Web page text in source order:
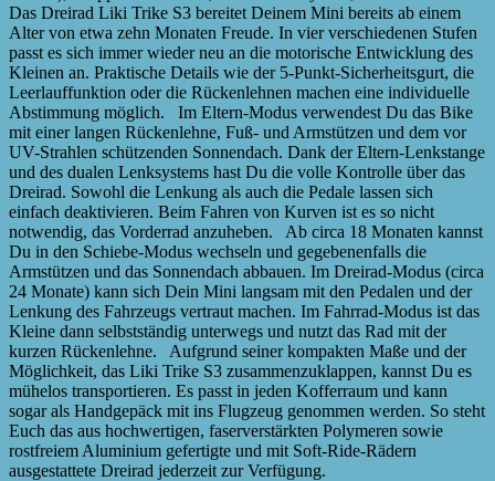
Das Dreirad Liki Trike S3 bereitet Deinem Mini bereits ab einem
Alter von etwa zehn Monaten Freude. In vier verschiedenen Stufen
passt es sich immer wieder neu an die motorische Entwicklung des
Kleinen an. Praktische Details wie der 5-Punkt-Sicherheitsgurt, die
Leerlauffunktion oder die Rückenlehnen machen eine individuelle
Abstimmung möglich. Im Eltern-Modus verwendest Du das Bike
mit einer langen Rückenlehne, Fuß- und Armstützen und dem vor
UV-Strahlen schützenden Sonnendach. Dank der Eltern-Lenkstange
und des dualen Lenksystems hast Du die volle Kontrolle über das
Dreirad. Sowohl die Lenkung als auch die Pedale lassen sich
einfach deaktivieren. Beim Fahren von Kurven ist es so nicht
notwendig, das Vorderrad anzuheben. Ab circa 18 Monaten kannst
Du in den Schiebe-Modus wechseln und gegebenenfalls die
Armstützen und das Sonnendach abbauen. Im Dreirad-Modus (circa
24 Monate) kann sich Dein Mini langsam mit den Pedalen und der
Lenkung des Fahrzeugs vertraut machen. Im Fahrrad-Modus ist das
Kleine dann selbstständig unterwegs und nutzt das Rad mit der
kurzen Rückenlehne. Aufgrund seiner kompakten Maße und der
Möglichkeit, das Liki Trike S3 zusammenzuklappen, kannst Du es
mühelos transportieren. Es passt in jeden Kofferraum und kann
sogar als Handgepäck mit ins Flugzeug genommen werden. So steht
Euch das aus hochwertigen, faserverstärkten Polymeren sowie
rostfreiem Aluminium gefertigte und mit Soft-Ride-Rädern
ausgestattete Dreirad jederzeit zur Verfügung.